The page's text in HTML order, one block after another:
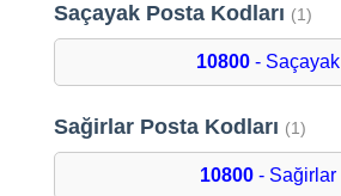
Saçayak Posta Kodları (1)
10800- Saçayak
Sağirlar Posta Kodları (1)
10800- Sağirlar